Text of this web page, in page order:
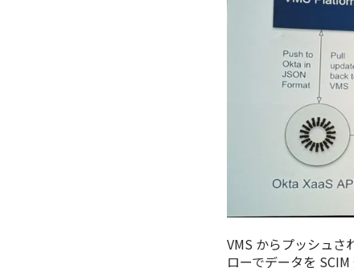
VMS からプッシュさ
ローでデータを